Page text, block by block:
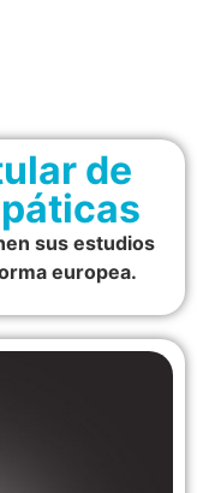
de
sus estudios
europea.